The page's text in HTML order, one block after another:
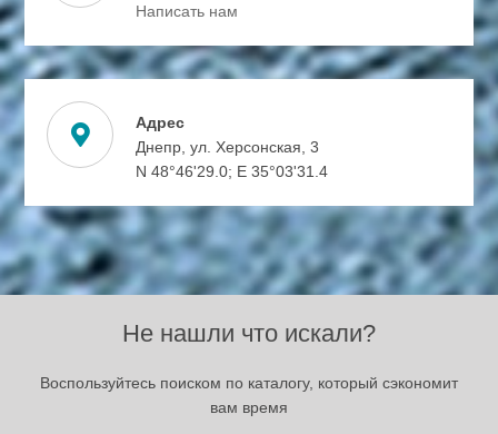
Написать нам
Адрес
Днепр, ул. Херсонская, 3
N 48°46'29.0; E 35°03'31.4
Не нашли что искали?
Воспользуйтесь поиском по каталогу, который сэкономит
вам время